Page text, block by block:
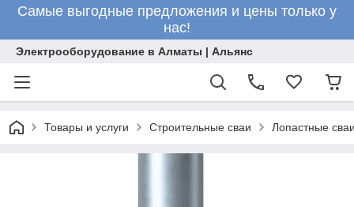
Самые выгодные предложения и цены только у
нас!
Электрооборудование в Алматы | Альянс
Товары и услуги Строительные сваи Лопастные